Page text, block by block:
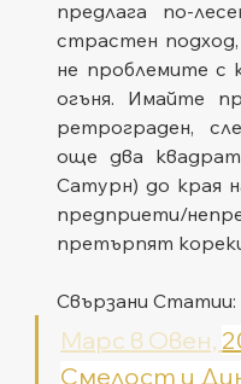
предлага по-
страстен
не проблемите с
огъня. Имайте
ретрограден,
още два
Сатурн) до края
предприети/
претърпят
Свързани Статии:
Марс в Овен,
Смелост и